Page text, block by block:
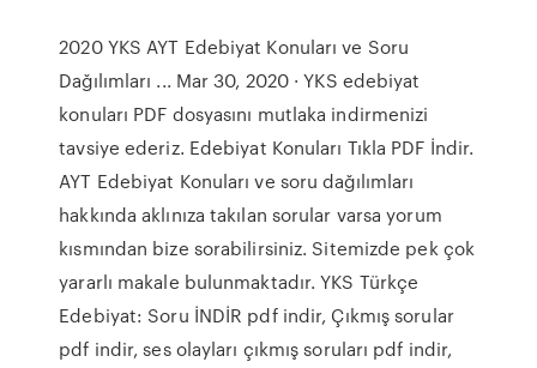
2020 YKS AYT Edebiyat Konuları ve Soru
Dağılımları ... Mar 30, 2020 · YKS edebiyat
konuları PDF dosyasını mutlaka indirmenizi
tavsiye ederiz. Edebiyat Konuları Tıkla PDF İndir.
AYT Edebiyat Konuları ve soru dağılımları
hakkında aklınıza takılan sorular varsa yorum
kısmından bize sorabilirsiniz. Sitemizde pek çok
yararlı makale bulunmaktadır. YKS Türkçe
Edebiyat: Soru İNDİR pdf indir, Çıkmış sorular
pdf indir, ses olayları çıkmış soruları pdf indir,